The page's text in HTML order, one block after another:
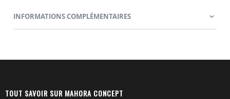
INFORMATIONS COMPLÉMENTAIRES
TOUT SAVOIR SUR MAHORA CONCEPT